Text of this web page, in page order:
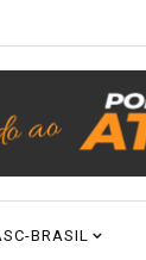
BRASIL